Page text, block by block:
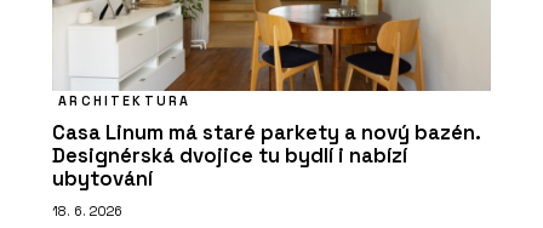
ARCHITEKTURA
Casa Linum má staré parkety a nový bazén.
Designérská dvojice tu bydlí i nabízí
ubytování
18. 6. 2026